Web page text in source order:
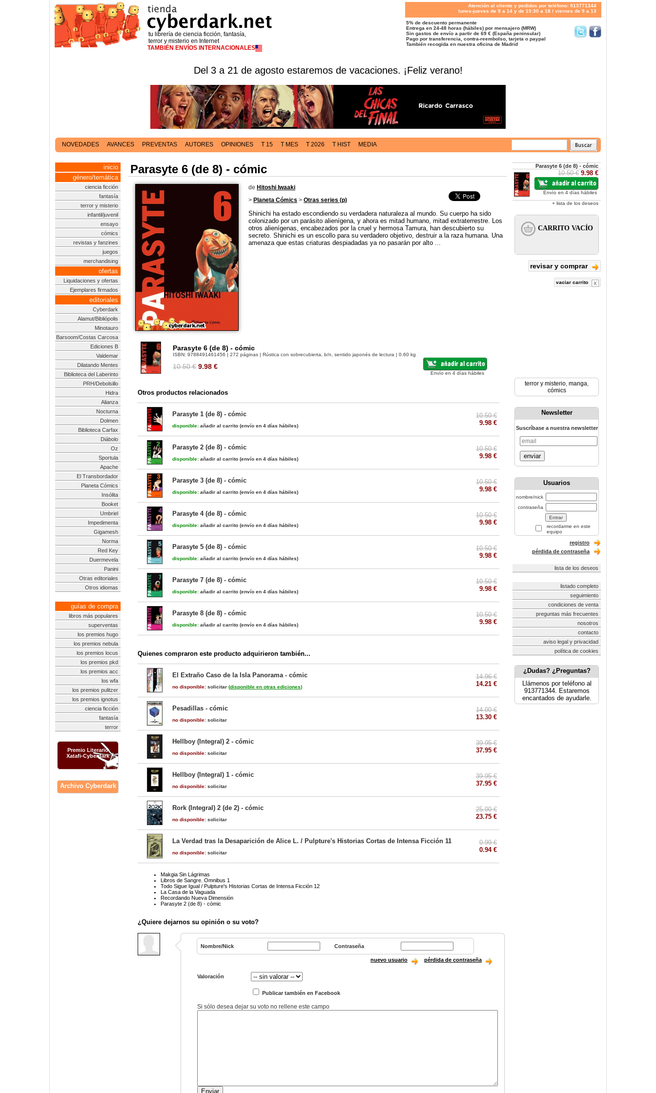
tu librería de ciencia ficción, fantasía,
terror y misterio en Internet
TAMBIÉN ENVÍOS INTERNACIONALES
Atención al cliente y pedidos por teléfono: 913771344
lunes-jueves de 9 a 14 y de 15:30 a 18 / viernes de 9 a 13
5% de descuento permanente
Entrega en 24-48 horas (hábiles) por mensajero (MRW)
Sin gastos de envío a partir de 69 € (España peninsular)
Pago por transferencia, contra-reembolso, tarjeta o paypal
También recogida en nuestra oficina de Madrid
Del 3 a 21 de agosto estaremos de vacaciones. ¡Feliz verano!
NOVEDADES AVANCES PREVENTAS AUTORES OPINIONES T 15 T MES T 2026 T HIST MEDIA
inicio
género/temática
ciencia ficción
fantasía
terror y misterio
infantil/juvenil
ensayo
cómics
revistas y fanzines
juegos
merchandising
ofertas
Liquidaciones y ofertas
Ejemplares firmados
editoriales
Cyberdark
Alamut/Bibliópolis
Minotauro
Barsoom/Costas Carcosa
Ediciones B
Valdemar
Dilatando Mentes
Biblioteca del Laberinto
PRH/Debolsillo
Hidra
Alianza
Nocturna
Dolmen
Biblioteca Carfax
Diábolo
Oz
Sportula
Apache
El Transbordador
Planeta Cómics
Insólita
Booket
Umbriel
Impedimenta
Gigamesh
Norma
Red Key
Duermevela
Panini
Otras editoriales
Otros idiomas
guías de compra
libros más populares
superventas
los premios hugo
los premios nebula
los premios locus
los premios pkd
los premios acc
los wfa
los premios pulitzer
los premios ignotus
ciencia ficción
fantasía
terror
Premio Literario
Xatafi-Cyberdark
Archivo Cyberdark
Parasyte 6 (de 8) - cómic
de Hitoshi Iwaaki
> Planeta Cómics > Otras series (p)
Shinichi ha estado escondiendo su verdadera naturaleza al mundo. Su cuerpo ha sido
colonizado por un parásito alienígena, y ahora es mitad humano, mitad extraterrestre. Los
otros alienígenas, encabezados por la cruel y hermosa Tamura, han descubierto su
secreto. Shinichi es un escollo para su verdadero objetivo, destruir a la raza humana. Una
amenaza que estas criaturas despiadadas ya no pasarán por alto ...
Parasyte 6 (de 8) - cómic
ISBN: 9788491461456 | 272 páginas | Rústica con sobrecubierta, b/n, sentido japonés de lectura | 0.60 kg
10.50 € 9.98 €
Envío en 4 días hábiles
Otros productos relacionados
Parasyte 1 (de 8) - cómic
disponible: añadir al carrito (envío en 4 días hábiles)
10.50 €
9.98 €
Parasyte 2 (de 8) - cómic
disponible: añadir al carrito (envío en 4 días hábiles)
10.50 €
9.98 €
Parasyte 3 (de 8) - cómic
disponible: añadir al carrito (envío en 4 días hábiles)
10.50 €
9.98 €
Parasyte 4 (de 8) - cómic
disponible: añadir al carrito (envío en 4 días hábiles)
10.50 €
9.98 €
Parasyte 5 (de 8) - cómic
disponible: añadir al carrito (envío en 4 días hábiles)
10.50 €
9.98 €
Parasyte 7 (de 8) - cómic
disponible: añadir al carrito (envío en 4 días hábiles)
10.50 €
9.98 €
Parasyte 8 (de 8) - cómic
disponible: añadir al carrito (envío en 4 días hábiles)
10.50 €
9.98 €
Quienes compraron este producto adquirieron también...
El Extraño Caso de la Isla Panorama - cómic
no disponible: solicitar (disponible en otras ediciones)
14.96 €
14.21 €
Pesadillas - cómic
no disponible: solicitar
14.00 €
13.30 €
Hellboy (Integral) 2 - cómic
no disponible: solicitar
39.95 €
37.95 €
Hellboy (Integral) 1 - cómic
no disponible: solicitar
39.95 €
37.95 €
Rork (Integral) 2 (de 2) - cómic
no disponible: solicitar
25.00 €
23.75 €
La Verdad tras la Desaparición de Alice L. / Pulpture's Historias Cortas de Intensa Ficción 11
no disponible: solicitar
0.99 €
0.94 €
Makgia Sin Lágrimas
Libros de Sangre. Omnibus 1
Todo Sigue Igual / Pulpture's Historias Cortas de Intensa Ficción 12
La Casa de la Vaguada
Recordando Nueva Dimensión
Parasyte 2 (de 8) - cómic
¿Quiere dejarnos su opinión o su voto?
Nombre/Nick Contraseña
nuevo usuario pérdida de contraseña
Valoración
Publicar también en Facebook
Si sólo desea dejar su voto no rellene este campo
Parasyte 6 (de 8) - cómic
10.50 € 9.98 €
Envío en 4 días hábiles
+ lista de los deseos
revisar y comprar
vaciar carrito
terror y misterio, manga,
cómics
Newsletter
Suscríbase a nuestra newsletter
enviar
Usuarios
nombre/nick
contraseña
recordarme en este
equipo
registro
pérdida de contraseña
lista de los deseos
listado completo
seguimiento
condiciones de venta
preguntas más frecuentes
nosotros
contacto
aviso legal y privacidad
política de cookies
¿Dudas? ¿Preguntas?
Llámenos por teléfono al
913771344. Estaremos
encantados de ayudarle.